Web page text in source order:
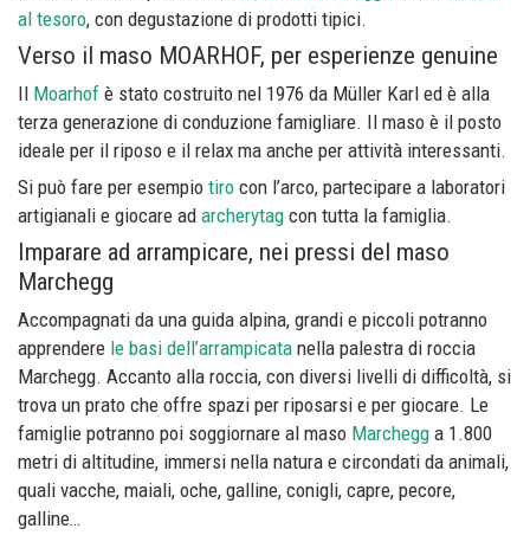
al tesoro, con degustazione di prodotti tipici.
Verso il maso MOARHOF, per esperienze genuine
Il Moarhof è stato costruito nel 1976 da Müller Karl ed è alla
terza generazione di conduzione famigliare. Il maso è il posto
ideale per il riposo e il relax ma anche per attività interessanti.
Si può fare per esempio tiro con l’arco, partecipare a laboratori
artigianali e giocare ad archerytag con tutta la famiglia.
Imparare ad arrampicare, nei pressi del maso
Marchegg
Accompagnati da una guida alpina, grandi e piccoli potranno
apprendere le basi dell’arrampicata nella palestra di roccia
Marchegg. Accanto alla roccia, con diversi livelli di difficoltà, si
trova un prato che offre spazi per riposarsi e per giocare. Le
famiglie potranno poi soggiornare al maso Marchegg a 1.800
metri di altitudine, immersi nella natura e circondati da animali,
quali vacche, maiali, oche, galline, conigli, capre, pecore,
galline…